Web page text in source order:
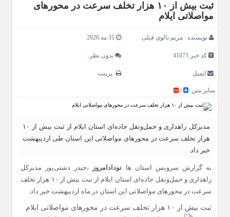
ثبت بیش از ۱۰ هزار تخلف سرعت در محورهای
مواصلاتی ایلام
نویسنده : مریم بالوی فیلی
کد خبر 41073 بدون نظر
ایمیل پرینت
سایز متن /
مدیرکل راهداری و حمل‌ونقل جاده‌ای استان ایلام از ثبت بیش از ۱۰
هزار تخلف سرعت در محورهای مواصلاتی این استان طی اردیبهشت‌
خبر داد.
به گزارش سرویس استان ها نودادامروز
،حیدر دشتی‌پور مدیرکل
راهداری و حمل‌ونقل جاده‌ای استان ایلام از ثبت بیش از ۱۰ هزار تخلف
سرعت در محورهای مواصلاتی این استان در ماه اردیبهشت‌ خبر داد.
ثبت بیش از ۱۰ هزار تخلف سرعت در محورهای مواصلاتی ایلام